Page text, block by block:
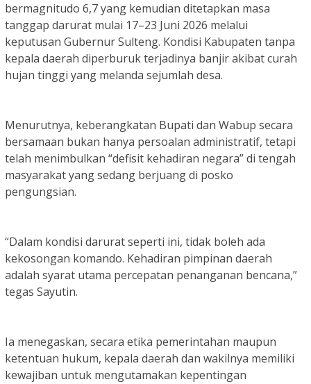
bermagnitudo 6,7 yang kemudian ditetapkan masa
tanggap darurat mulai 17–23 Juni 2026 melalui
keputusan Gubernur Sulteng. Kondisi Kabupaten tanpa
kepala daerah diperburuk terjadinya banjir akibat curah
hujan tinggi yang melanda sejumlah desa.
Menurutnya, keberangkatan Bupati dan Wabup secara
bersamaan bukan hanya persoalan administratif, tetapi
telah menimbulkan “defisit kehadiran negara” di tengah
masyarakat yang sedang berjuang di posko
pengungsian.
“Dalam kondisi darurat seperti ini, tidak boleh ada
kekosongan komando. Kehadiran pimpinan daerah
adalah syarat utama percepatan penanganan bencana,”
tegas Sayutin.
Ia menegaskan, secara etika pemerintahan maupun
ketentuan hukum, kepala daerah dan wakilnya memiliki
kewajiban untuk mengutamakan kepentingan